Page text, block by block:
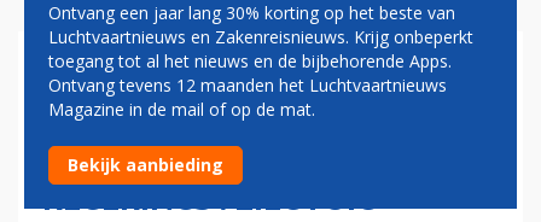
KONING KRUIPT VOOR DE
LAATSTE KEER ACHTER HET
STUUR VAN NEDERLANDS
REGERINGSVLIEGTUIG
Ontvang een jaar lang 30% korting op het beste van
Luchtvaartnieuws en Zakenreisnieuws. Krijg onbeperkt
toegang tot al het nieuws en de bijbehorende Apps.
Ontvang tevens 12 maanden het Luchtvaartnieuws
Magazine in de mail of op de mat.
Bekijk aanbieding